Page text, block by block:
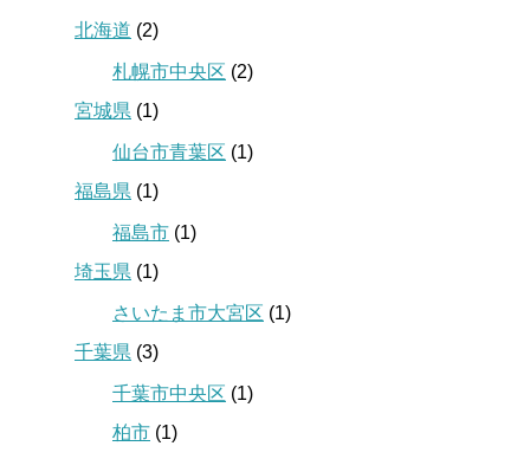
北海道 (2)
札幌市中央区 (2)
宮城県 (1)
仙台市青葉区 (1)
福島県 (1)
福島市 (1)
埼玉県 (1)
さいたま市大宮区 (1)
千葉県 (3)
千葉市中央区 (1)
柏市 (1)